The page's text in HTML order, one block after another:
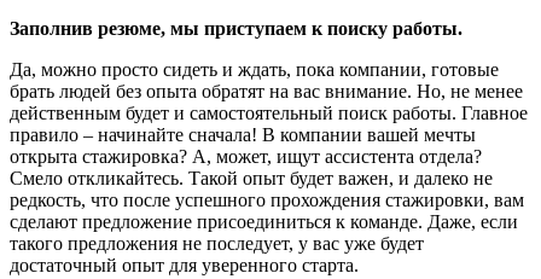
Заполнив резюме, мы приступаем к поиску работы.
Да, можно просто сидеть и ждать, пока компании, готовые
брать людей без опыта обратят на вас внимание. Но, не менее
действенным будет и самостоятельный поиск работы. Главное
правило – начинайте сначала! В компании вашей мечты
открыта стажировка? А, может, ищут ассистента отдела?
Смело откликайтесь. Такой опыт будет важен, и далеко не
редкость, что после успешного прохождения стажировки, вам
сделают предложение присоединиться к команде. Даже, если
такого предложения не последует, у вас уже будет
достаточный опыт для уверенного старта.